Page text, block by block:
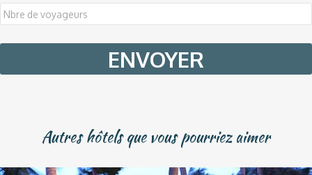
DD
slash
MM
Autres hôtels que vous pourriez aimer